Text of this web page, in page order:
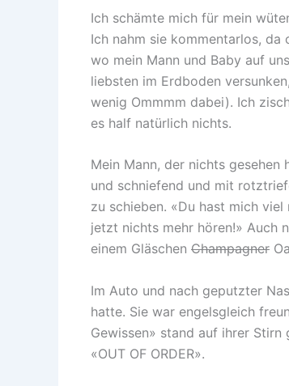
Ich schämte mich für mein
Ich nahm sie kommentarlos,
wo mein Mann und Baby auf
liebsten im Erdboden
wenig Ommmm dabei). Ich
es half natürlich nichts.
Mein Mann, der nichts
und schniefend und mit
zu schieben. «Du hast mich
jetzt nichts mehr hören!» Auch
einem Gläschen Champagner
Im Auto und nach geputzter
hatte. Sie war engelsgleich
Gewissen» stand auf ihrer
«OUT OF ORDER».